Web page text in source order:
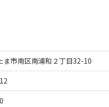
ま市南区南浦和２丁目32-10